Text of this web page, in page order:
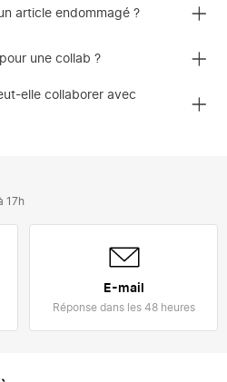
article endommagé ?
une collab ?
elle collaborer avec
17h
E-mail
Réponse dans les 48 heures